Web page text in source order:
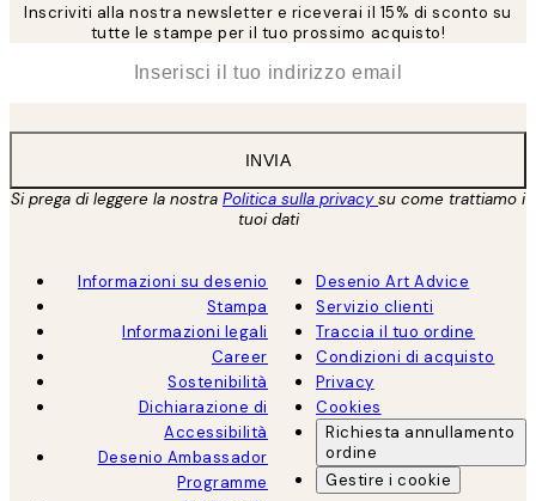
Inscriviti alla nostra newsletter e riceverai il 15% di sconto su
tutte le stampe per il tuo prossimo acquisto!
INVIA
Si prega di leggere la nostra Politica sulla privacysu come trattiamo i
tuoi dati
Informazioni su desenio
Stampa
Informazioni legali
Career
Sostenibilità
Dichiarazione di
Accessibilità
Desenio Ambassador
Programme
Desenio Art Advice
Servizio clienti
Traccia il tuo ordine
Condizioni di acquisto
Privacy
Cookies
Richiesta annullamento
ordine
Gestire i cookie